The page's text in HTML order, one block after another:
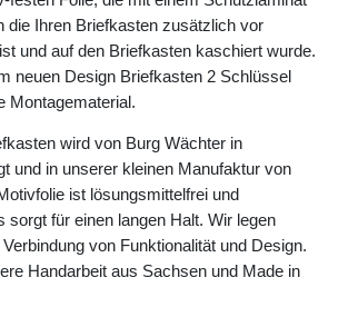
die Ihren Briefkasten zusätzlich vor
und auf den Briefkasten kaschiert wurde.
neuen Design Briefkasten 2 Schlüssel
Montagematerial.
wird von Burg Wächter in
und in unserer kleinen Manufaktur von
ist lösungsmittelfrei und
sorgt für einen langen Halt. Wir legen
von Funktionalität und Design.
Handarbeit aus Sachsen und Made in